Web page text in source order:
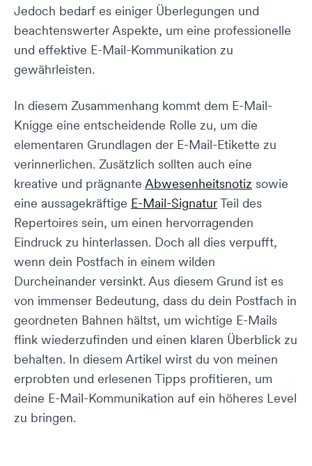
Jedoch bedarf es einiger Überlegungen und
beachtenswerter Aspekte, um eine professionelle
und effektive E-Mail-Kommunikation zu
gewährleisten.
In diesem Zusammenhang kommt dem E-Mail-
Knigge eine entscheidende Rolle zu, um die
elementaren Grundlagen der E-Mail-Etikette zu
verinnerlichen. Zusätzlich sollten auch eine
kreative und prägnante Abwesenheitsnotiz sowie
eine aussagekräftige E-Mail-SignaturTeil des
Repertoires sein, um einen hervorragenden
Eindruck zu hinterlassen. Doch all dies verpufft,
wenn dein Postfach in einem wilden
Durcheinander versinkt. Aus diesem Grund ist es
von immenser Bedeutung, dass du dein Postfach in
geordneten Bahnen hältst, um wichtige E-Mails
flink wiederzufinden und einen klaren Überblick zu
behalten. In diesem Artikel wirst du von meinen
erprobten und erlesenen Tipps profitieren, um
deine E-Mail-Kommunikation auf ein höheres Level
zu bringen.